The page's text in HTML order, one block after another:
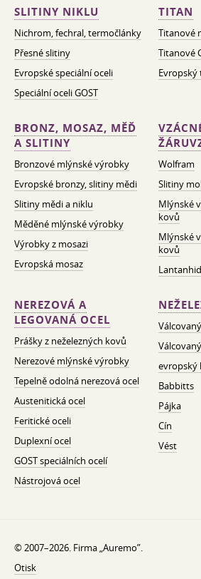
SLITINY NIKLU
Nichrom, fechral, termočlánky
Přesné slitiny
Evropské speciální oceli
Speciální oceli GOST
TITAN
Titanové
Titanové
Evropský
BRONZ, MOSAZ, MĚĎ
A SLITINY
Bronzové mlýnské výrobky
Evropské bronzy, slitiny mědi
Slitiny mědi a niklu
Měděné mlýnské výrobky
Výrobky z mosazi
Evropská mosaz
Wolfram
Slitiny
Mlýnské
kovů
Mlýnské
kovů
NEREZOVÁ A
LEGOVANÁ OCEL
Prášky z neželezných kovů
Nerezové mlýnské výrobky
Tepelně odolná nerezová ocel
Austenitická ocel
Feritické oceli
Duplexní ocel
GOST speciálních ocelí
Nástrojová ocel
evropský
Babbitts
Pájka
Cín
Vést
© 2007–2026. Firma „Auremo”.
Otisk